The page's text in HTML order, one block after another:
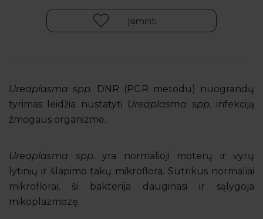
Įsiminti
Ureaplasma spp. DNR (PGR metodu) nuograndų
tyrimas leidžia nustatyti Ureaplasma spp. infekciją
žmogaus organizme.
Ureaplasma spp. yra normalioji moterų ir vyrų
lytinių ir šlapimo takų mikroflora. Sutrikus normaliai
mikroflorai, ši bakterija dauginasi ir sąlygoja
mikoplazmozę.